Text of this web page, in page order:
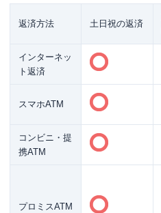
返済方法 土日祝の返済
インターネッ
ト返済
スマホATM
コンビニ・提
携ATM
プロミスATM